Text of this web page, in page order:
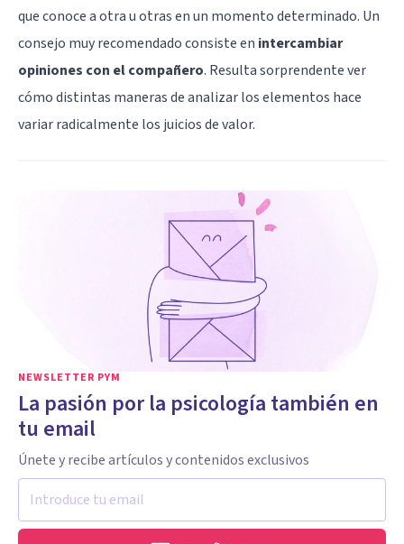
que conoce a otra u otras en un momento determinado. Un
consejo muy recomendado consiste en intercambiar
opiniones con el compañero. Resulta sorprendente ver
cómo distintas maneras de analizar los elementos hace
variar radicalmente los juicios de valor.
NEWSLETTER PYM
La pasión por la psicología también en
tu email
Únete y recibe artículos y contenidos exclusivos